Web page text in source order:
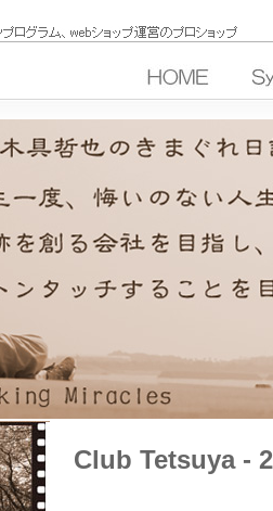
Club Tetsuya -